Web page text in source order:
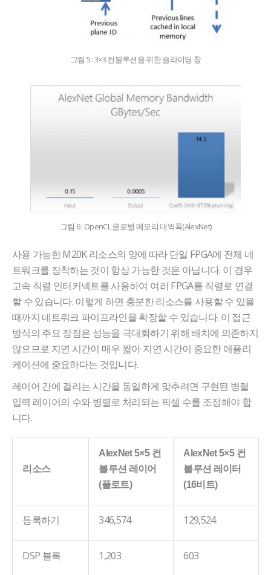
그림 5 : 3×3 컨볼루션을 위한 슬라이딩 창
그림 6 : OpenCL 글로벌 메모리 대역폭(AlexNet)
사용 가능한 M20K 리소스의 양에 따라 단일 FPGA에 전체 네
트워크를 장착하는 것이 항상 가능한 것은 아닙니다. 이 경우
고속 직렬 인터커넥트를 사용하여 여러 FPGA를 직렬로 연결
할 수 있습니다. 이렇게 하면 충분한 리소스를 사용할 수 있을
때까지 네트워크 파이프라인을 확장할 수 있습니다. 이 접근
방식의 주요 장점은 성능을 극대화하기 위해 배치에 의존하지
않으므로 지연 시간이 매우 짧아 지연 시간이 중요한 애플리
케이션에 중요하다는 것입니다.
레이어 간에 걸리는 시간을 동일하게 맞추려면 구현된 병렬
입력 레이어의 수와 병렬로 처리되는 픽셀 수를 조정해야 합
니다.
리소스
AlexNet 5×5 컨
볼루션 레이어
(플로트)
AlexNet 5×5 컨
볼루션 레이터
(16비트)
등록하기 346,574 129,524
DSP 블록 1,203 603